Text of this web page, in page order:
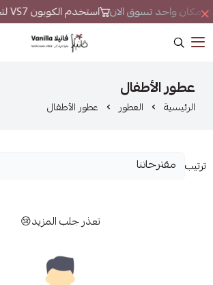
في مكان واحد تسوق الان استخدم الكوبون VS7 لتحصل على خصم إضافي
فانيلا
عطور الأطفال
الرئيسية العطور عطور الأطفال
ترتيب
تعذر جلب المزيد😢